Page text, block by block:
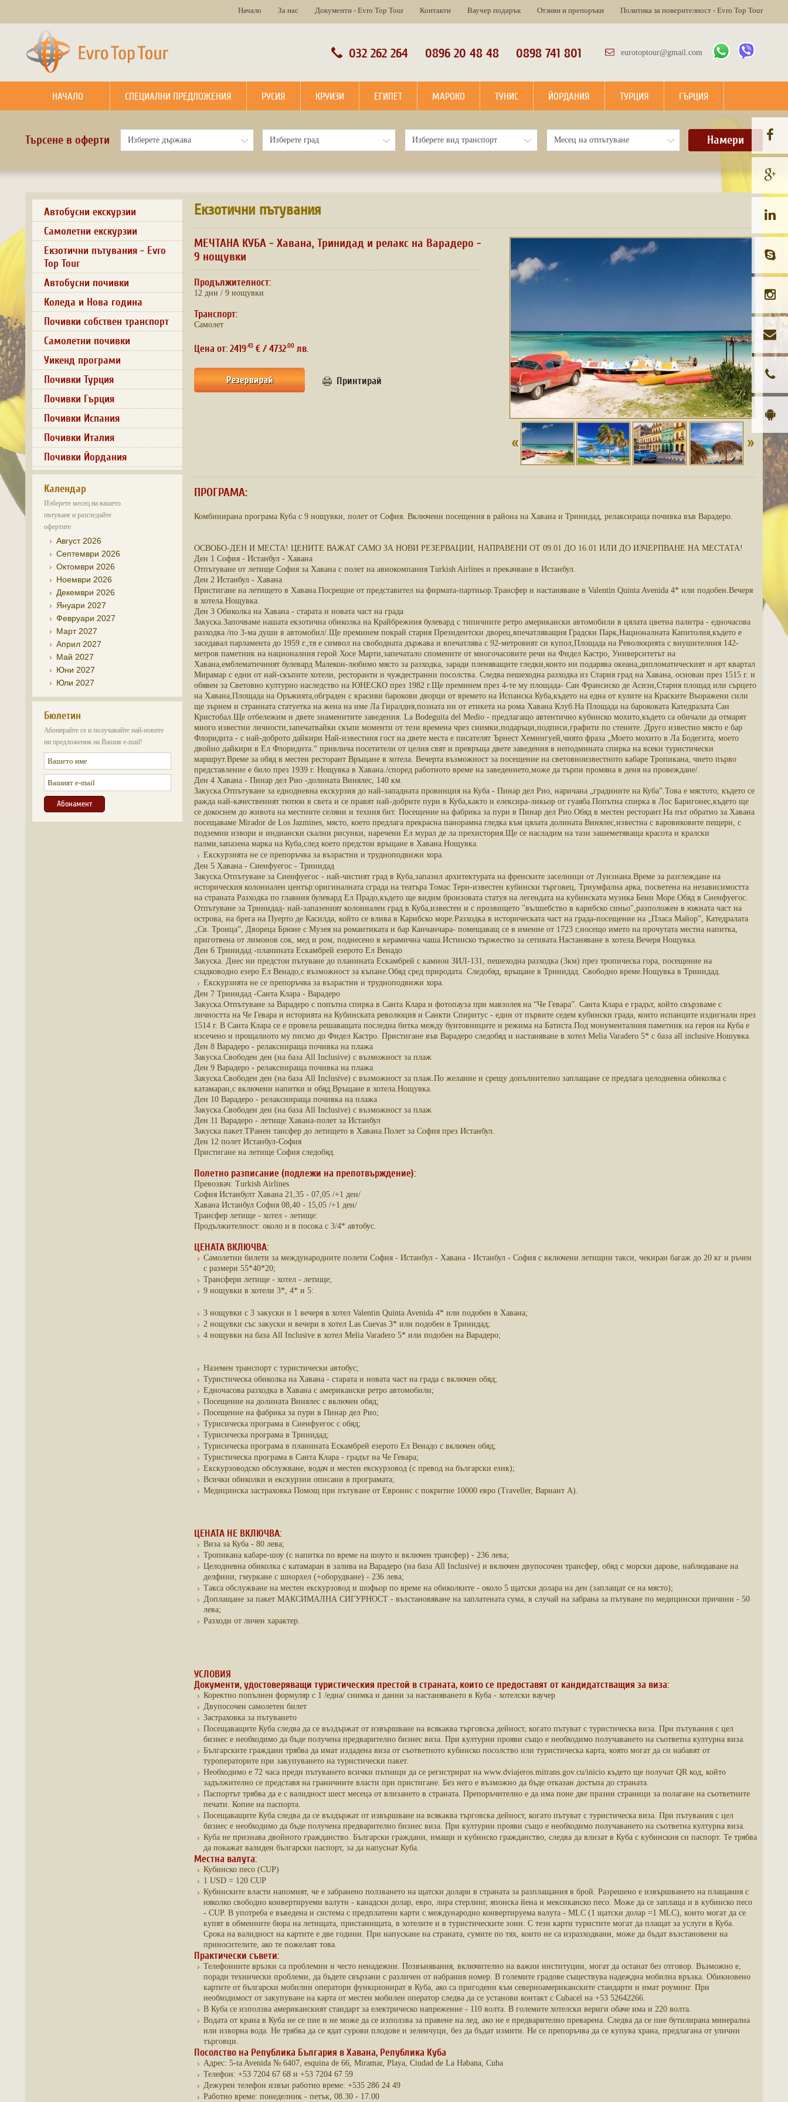
Начало За нас Документи - Evro Top Tour Контакти Ваучер подарък Отзиви и препоръки Политика за поверителност - Evro Top Tour
032 262 264 0896 20 48 48 0898 741 801 eurotoptour@gmail.com
НАЧАЛО СПЕЦИАЛНИ ПРЕДЛОЖЕНИЯ РУСИЯ КРУИЗИ ЕГИПЕТ МАРОКО ТУНИС ЙОРДАНИЯ ТУРЦИЯ ГЪРЦИЯ
Търсене в оферти Намери
Автобусни екскурзии
Самолетни екскурзии
Екзотични пътувания - Evro
Top Tour
Автобусни почивки
Коледа и Нова година
Почивки собствен транспорт
Самолетни почивки
Уикенд програми
Почивки Турция
Почивки Гърция
Почивки Испания
Почивки Италия
Почивки Йордания
Календар
Изберете месец на вашето
пътуване и разгледайте
офертите
Август 2026
Септември 2026
Октомври 2026
Ноември 2026
Декември 2026
Януари 2027
Февруари 2027
Март 2027
Април 2027
Май 2027
Юни 2027
Юли 2027
Бюлетин
Абонирайте се и получавайте най-новите
ни предложения на Вашия e-mail!
Екзотични пътувания
МЕЧТАНА КУБА - Хавана, Тринидад и релакс на Варадеро -
9 нощувки
Продължителност:
12 дни / 9 нощувки
Транспорт:
Самолет
Цена от: 2419.43 € / 4732.00 лв.
Принтирай
ПРОГРАМА:
Комбинирана програма Куба с 9 нощувки, полет от София. Включени посещения в района на Хавана и Тринидад, релаксираща почивка във Варадеро.
ОСВОБО-ДЕН И МЕСТА! ЦЕНИТЕ ВАЖАТ САМО ЗА НОВИ РЕЗЕРВАЦИИ, НАПРАВЕНИ ОТ 09.01 ДО 16.01 ИЛИ ДО ИЗЧЕРПВАНЕ НА МЕСТАТА!
Ден 1 София - Истанбул - Хавана
Отпътуване от летище София за Хавана с полет на авиокомпания Turkish Airlines и прекачване в Истанбул.
Ден 2 Истанбул - Хавана
Пристигане на летището в Хавана.Посрещне от представител на фирмата-партньор.Трансфер и настаняване в Valentin Quinta Avenida 4* или подобен.Вечеря
в хотела.Нощувка.
Ден 3 Обиколка на Хавана - старата и новата част на града
Закуска.Започваме нашата екзотична обиколка на Крайбрежния булевард с типичните ретро американски автомобили в цялата цветна палитра - едночасова
разходка /по 3-ма души в автомобил/.Ще преминем покрай стария Президентски дворец,впечатляващия Градски Парк,Националната Капитолия,където е
заседавал парламента до 1959 г.,тя е символ на свободната държава и впечатлява с 92-метровият си купол,Площада на Революцията с внушителния 142-
метров паметник на националния герой Хосе Марти,запечатало спомените от многочасовите речи на Фидел Кастро, Университетът на
Хавана,емблематичният булевард Малекон-любимо място за разходка, заради пленяващите гледки,които ни подарява океана,дипломатическият и арт квартал
Мирамар с едни от най-скъпите хотели, ресторанти и чуждестранни посолства. Следва пешеходна разходка из Стария град на Хавана,.основан през 1515 г. и
обявен за Световно културно наследство на ЮНЕСКО през 1982 г.Ще преминем през 4-те му площада- Сан Франсиско де Асизи,Стария площад или сърцето
на Хавана,Площада на Оръжията,обграден с красиви барокови дворци от времето на Испанска Куба,където на една от кулите на Краските Въоражени сили
ще зърнем и странната статуетка на жена на име Ла Гиралдия,позната ни от етикета на рома Хавана Клуб.На Площада на бароковата Катедралата Сан
Кристобал.Ще отбележим и двете знаменитите заведения. La Bodeguita del Medio - предлагащо автентично кубинско мохито,където са обичали да отмарят
много известни личности,запечатвайки скъпи моменти от тези времена чрез снимки,подаръци,подписи,графити по стените. Друго известно място е бар
Флоридита - с най-доброто дайкири Най-известния гост на двете места е писателят Ърнест Хемингуей,чиято фраза „Моето мохито в Ла Бодегита, моето
двойно дайкири в Ел Флоридита.“ привлича посетители от целия свят и превръща двете заведения в неподмината спирка на всеки туристически
маршрут.Време за обяд в местен ресторант Връщане в хотела. Вечерта възможност за посещение на световноизвестното кабаре Тропикана, чието първо
представление е било през 1939 г. Нощувка в Хавана./според работното време на заведението,може да търпи промяна в деня на провеждане/.
Ден 4 Хавана - Пинар дел Рио -долината Винялес, 140 км.
Закуска.Отпътуване за еднодневна екскурзия до най-западната провинция на Куба - Пинар дел Рио, наричана „градините на Куба”.Това е мястото, където се
ражда най-качественият тютюн в света и се правят най-добрите пури в Куба,както и елексира-ликьор от гуаяба.Попътна спирка в Лос Баригонес,където ще
се докоснем до живота на местните селяни и техния бит. Посещение на фабрика за пури в Пинар дел Рио.Обяд в местен ресторант.На път обратно за Хавана
посещаваме Mirador de Los Jazmines, място, което предлага прекрасна панорамна гледка към цялата долината Винялес,известна с варовиковите пещери, с
подземни извори и индиански скални рисунки, наречени Ел мурал де ла прехистория.Ще се насладим на тази зашеметяваща красота и кралски
палми,запазена марка на Куба,след което предстои връщане в Хавана.Нощувка.
Екскурзията не се препоръчва за възрастни и трудноподвижи хора.
Ден 5 Хавана - Сиенфуегос - Тринидад
Закуска.Отпътуване за Сиенфуегос - най-чистият град в Куба,запазил архитектурата на френските заселници от Луизиана.Време за разглеждане на
историческия колониален център:оригиналната сграда на театъра Томас Тери-известен кубински търговец, Триумфална арка, посветена на независимостта
на страната Разходка по главния булевард Ел Прадо,където ще видим бронзовата статуя на легендата на кубинската музика Бени Море.Обяд в Сиенфуегос.
Отпътуване за Тринидад- най-запазеният колониален град в Куба,известен и с прозвището "вълшебство в карибско синьо",разположен в южната част на
острова, на брега на Пуерто де Касилда, който се влива в Карибско море.Разходка в историческата част на града-посещение на „Пласа Майор”, Катедралата
„Св. Троица”, Двореца Брюне с Музея на романтиката и бар Канчанчара- помещаващ се в имение от 1723 г,носещо името на прочутата местна напитка,
приготвена от лимонов сок, мед и ром, поднесено в керамична чаша.Истинско тържество за сетивата.Настаняване в хотела.Вечеря Нощувка.
Ден 6 Тринидад -планината Ескамбрей езерото Ел Венадо
Закуска. Днес ни предстои пътуване до планината Ескамбрей с камион ЗИЛ-131, пешеходна разходка (3км) през тропическа гора, посещение на
сладководно езеро Ел Венадо,с възможност за къпане.Обяд сред природата. Следобяд, връщане в Тринидад. Свободно време.Нощувка в Тринидад.
Екскурзията не се препоръчва за възрастни и трудноподвижи хора.
Ден 7 Тринидад -Санта Клара - Варадеро
Закуска.Отпътуване за Варадеро с попътна спирка в Санта Клара и фотопауза при мавзолея на “Че Гевара”. Санта Клара е градът, който свързваме с
личността на Че Гевара и историята на Кубинската революция и Санкти Спиритус - един от първите седем кубински града, които испанците издигнали през
1514 г. В Санта Клара се е провела решаващата последна битка между бунтовниците и режима на Батиста.Под монументалния паметник на героя на Куба е
изсечено и прощалното му писмо до Фидел Кастро. Пристигане във Варадеро следобяд и настаняване в хотел Melia Varadero 5* с база all inclusive.Ношувка.
Ден 8 Варадеро - релаксиираща почивка на плажа
Закуска.Свободен ден (на база All Inclusive) с възможност за плаж
Ден 9 Варадеро - релаксиираща почивка на плажа
Закуска.Свободен ден (на база All Inclusive) с възможност за плаж.По желание и срещу допълнително заплащане се предлага целодневна обиколка с
катамаран,с включени напитки и обяд.Връщане в хотела.Нощувка.
Ден 10 Варадеро - релаксиираща почивка на плажа
Закуска.Свободен ден (на база All Inclusive) с възможност за плаж
Ден 11 Варадеро - летище Хавана-полет за Истанбул
Закуска пакет.ТРанен тансфер до летището в Хавана.Полет за София през Истанбул.
Ден 12 полет Истанбул-София
Пристигане на летище София следобяд.
Полетно разписание (подлежи на препотвърждение):
Превозвач: Turkish Airlines
София Истанбулт Хавана 21,35 - 07,05 /+1 ден/
Хавана Истанбул София 08,40 - 15,05 /+1 ден/
Трансфер летище - хотел - летище:
Продължителност: около и в посока с 3/4* автобус.
ЦЕНАТА ВКЛЮЧВА:
Самолетни билети за международните полети София - Истанбул - Хавана - Истанбул - София с включени летищни такси, чекиран багаж до 20 кг и ръчен
с размери 55*40*20;
Трансфери летище - хотел - летище;
9 нощувки в хотели 3*, 4* и 5:
3 нощувки с 3 закуски и 1 вечеря в хотел Valentin Quinta Avenida 4* или подобен в Хавана;
2 нощувки със закуски и вечери в хотел Las Cuevas 3* или подобен в Тринидад;
4 нощувки на база Аll Inclusive в хотел Melia Varadero 5* или подобен на Варадеро;
Наземен транспорт с туристически автобус;
Туристическа обиколка на Хавана - старата и новата част на града с включен обяд;
Едночасова разходка в Хавана с американски ретро автомобили;
Посещение на долината Винялес с включен обяд;
Посещение на фабрика за пури в Пинар дел Рио;
Турисическа програма в Сиенфуегос с обяд;
Турисическа програма в Тринидад;
Турисическа програма в планината Ескамбрей езерото Ел Венадо с включен обяд;
Туристическа програма в Санта Клара - градът на Че Гевара;
Екскурзоводско обслужване, водач и местен екскурзовод (с превод на български език);
Всички обиколки и екскурзии описани в програмата;
Медицинска застраховка Помощ при пътуване от Евроинс с покритие 10000 евро (Traveller, Вариант А).
ЦЕНАТА НЕ ВКЛЮЧВА:
Виза за Куба - 80 лева;
Тропикана кабаре-шоу (с напитка по време на шоуто и включен трансфер) - 236 лева;
Целодневна обиколка с катамаран в залива на Варадеро (на база All Inclusive) и включен двупосочен трансфер, обяд с морски дарове, наблюдаване на
делфини, гмуркане с шнорхел (+оборудване) - 236 лева;
Такса обслужване на местен екскурзовод и шофьор по време на обиколките - около 5 щатски долара на ден (заплащат се на място);
Доплащане за пакет МАКСИМАЛНА СИГУРНОСТ - възстановяване на заплатената сума, в случай на забрана за пътуване по медицински причини - 50
лева;
Разходи от личен характер.
УСЛОВИЯ
Документи, удостоверяващи туристическия престой в страната, които се предоставят от кандидатстващия за виза:
Коректно попълнен формуляр с 1 /една/ снимка и данни за настаняването в Куба - хотелски ваучер
Двупосочен самолетен билет
Застраховка за пътуването
Посещаващите Куба следва да се въздържат от извършване на всякаква търговска дейност, когато пътуват с туристическа виза. При пътувания с цел
бизнес е необходимо да бъде получена предварително бизнес виза. При културни прояви също е необходимо получаването на съответна културна виза.
Българските граждани трябва да имат издадена виза от съответното кубинско посолство или туристическа карта, която могат да си набавят от
туроператорите при закупуването на туристически пакет.
Необходимо е 72 часа преди пътуването всички пътници да се регистрират на www.dviajeros.mitrans.gov.cu/inicio където ще получат QR код, който
задължително се представя на граничните власти при пристигане. Без него е възможно да бъде отказан достъпа до страната.
Паспортът трябва да е с валидност шест месеца от влизането в страната. Препоръчително е да има поне две празни страници за полагане на съответните
печати. Копие на паспорта.
Посещаващите Куба следва да се въздържат от извършване на всякаква търговска дейност, когато пътуват с туристическа виза. При пътувания с цел
бизнес е необходимо да бъде получена предварително бизнес виза. При културни прояви също е необходимо получаването на съответна културна виза.
Куба не признава двойното гражданство. Български граждани, имащи и кубинско гражданство, следва да влизат в Куба с кубинския си паспорт. Те трябва
да покажат валиден български паспорт, за да напуснат Куба.
Местна валута:
Кубинско песо (CUP)
1 USD = 120 CUP
Кубинските власти напомнят, че е забранено ползването на щатски долари в страната за разплащания в брой. Разрешено е извършването на плащания с
няколко свободно конвертируеми валути - канадски долар, евро, лира стерлинг, японска йена и мексиканско песо. Може да се заплаща и в кубинско песо
- CUP. В употреба е въведена и система с предплатени карти с международно конвертируема валута - MLC (1 щатски долар =1 MLC), които могат да се
купят в обменните бюра на летищата, пристанищата, в хотелите и в туристическите зони. С тези карти туристите могат да плащат за услуги в Куба.
Срока на валидност на картите е две години. При напускане на страната, сумите по тях, които не са изразходвани, може да бъдат възстановени на
приносителите, ако те пожелаят това.
Практически съвети:
Телефонните връзки са проблемни и често ненадежни. Позвънявания, включително на важни институции, могат да останат без отговор. Възможно е,
поради технически проблеми, да бъдете свързани с различен от набрания номер. В големите градове съществува надеждна мобилна връзка. Обикновено
картите от български мобилни оператори функционират в Куба, ако са пригодени към северноамериканските стандарти и имат роуминг. При
необходимост от закупуване на карта от местен мобилен оператор следва да се установи контакт с Cubacel на +53 52642266.
В Куба се използва американският стандарт за електрическо напрежение - 110 волта. В големите хотелски вериги обаче има и 220 волта.
Водата от крана в Куба не се пие и не може да се използва за правене на лед, ако не е предварително преварена. Следва да се пие бутилирана минерална
или изворна вода. Не трябва да се ядат сурови плодове и зеленчуци, без да бъдат измити. Не се препоръчва да се купува храна, предлагана от улични
търговци.
Посолство на Република България в Хавана, Република Куба
Адрес: 5-ta Avenida № 6407, esquina de 66, Miramar, Playa, Ciudad de La Habana, Cuba
Телефон: +53 7204 67 68 и +53 7204 67 59
Дежурен телефон извън работно време: +535 286 24 49
Работно време: понеделник - петък, 08.30 - 17.00